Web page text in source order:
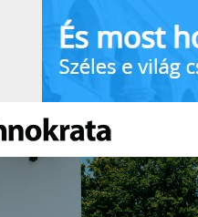
sztárelőadók